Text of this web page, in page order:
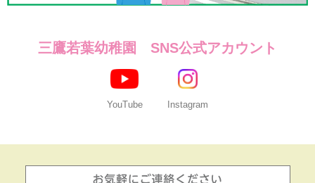
三鷹若葉幼稚園 SNS公式アカウント
YouTube Instagram